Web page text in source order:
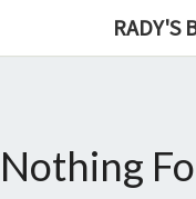
RADY'S
Nothing
Found
Nothing